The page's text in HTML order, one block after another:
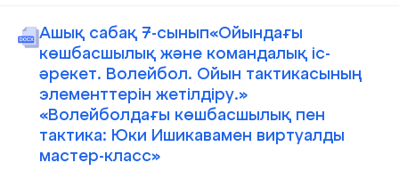
с соблюдением ТБ.Стойка игрока. Ноги на ширине плеч,
слегка согнуты в коленях. Тело немного наклонено
вперёд. Руки согнуты в локтях и готовы к приёму мяча.
Вес тела распределён на передней части стоп — для
быстрого движения. Перемещение волейболиста.
Выполняется приставными шагами, бегом или прыжками.
Движение должно быть быстрым и устойчивым, без
скрещивания ног. Сохраняется игровая стойка.
Основная цель — занять удобное положение для
приёма или передачи мяча.Верхняя передача мяча (в
Ашық сабақ 7-сынып«Ойындағы
көшбасшылық және командалық іс-
әрекет. Волейбол. Ойын тактикасының
элементтерін жетілдіру.»
«Волейболдағы көшбасшылық пен
тактика: Юки Ишикавамен виртуалды
мастер-класс»